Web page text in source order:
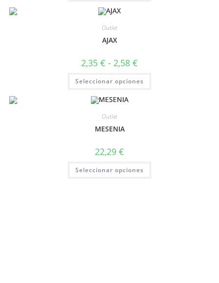
Outlet
AJAX
2,35 € - 2,58 €
Seleccionar opciones
Outlet
MESENIA
22,29 €
Seleccionar opciones